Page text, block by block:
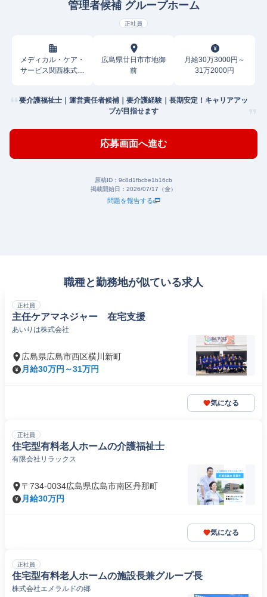
管理者候補 グループホーム
正社員
メディカル・ケア・
サービス関西株式会
広島県廿日市市地御
前
月給30万3000円～
31万2000円
要介護福祉士｜運営責任者候補｜要介護経験｜長期安定！キャリアアッ
プが目指せます
応募画面へ進む
原稿ID： 9c8d1fbcbe1b16cb
掲載開始日： 2026/07/17（金）
問題を報告する
職種と勤務地が似ている求人
正社員
主任ケアマネジャー 在宅支援
あいりは株式会社
広島県広島市西区横川新町
月給30万円～31万円
気になる
正社員
住宅型有料老人ホームの介護福祉士
有限会社リラックス
〒734-0034広島県広島市南区丹那町
月給30万円
気になる
正社員
住宅型有料老人ホームの施設長兼グループ長
株式会社エメラルドの郷